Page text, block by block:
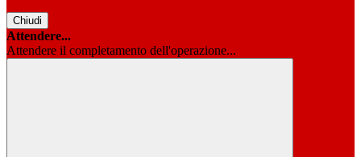
Chiudi
Attendere...
Attendere il completamento dell'operazione...